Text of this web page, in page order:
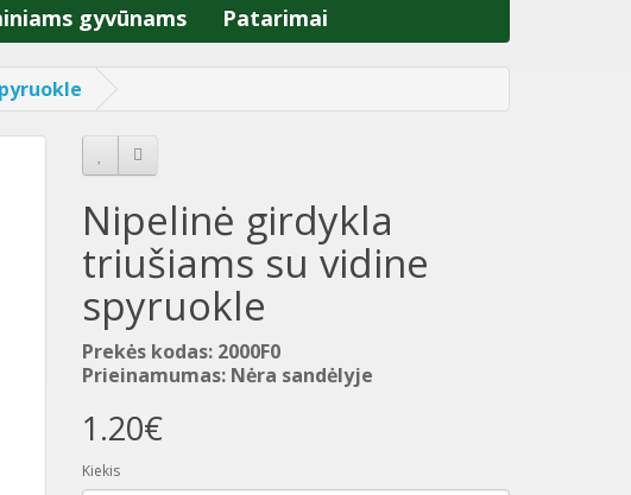
gyvūnams Patarimai
Nipelinė girdykla
triušiams su vidine
spyruokle
Prekės kodas: 2000F0
Prieinamumas: Nėra sandėlyje
1.20€
Kiekis